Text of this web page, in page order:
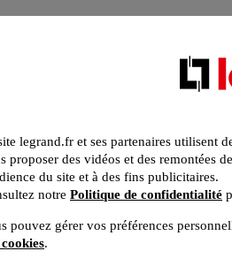
sol
legrand.fr et ses partenaires utilisent
proposer des vidéos et des remontées
du site et à des fins publicitaires.
notre Politique de confidentialité
pouvez gérer vos préférences
cookies.